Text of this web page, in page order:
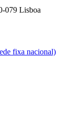
079 Lisboa
fixa nacional)